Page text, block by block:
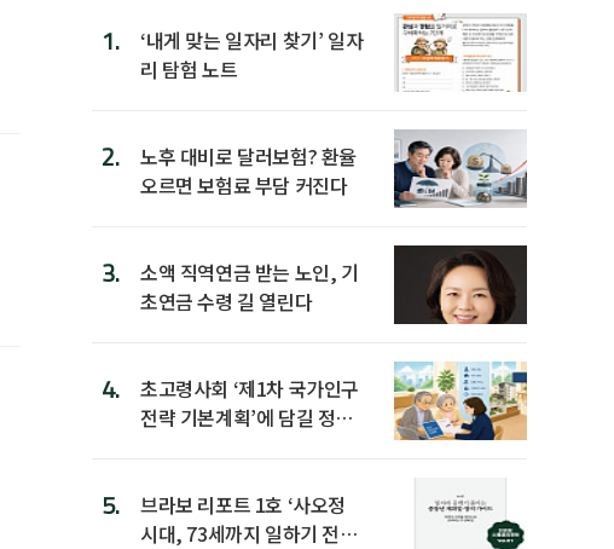
1.
‘내게 맞는 일자리 찾기’ 일자
리 탐험 노트
2.
노후 대비로 달러보험? 환율
오르면 보험료 부담 커진다
3.
소액 직역연금 받는 노인, 기
초연금 수령 길 열린다
4.
초고령사회 ‘제1차 국가인구
전략 기본계획’에 담길 정책
5.
브라보 리포트 1호 ‘사오정
시대, 73세까지 일하기 전략’